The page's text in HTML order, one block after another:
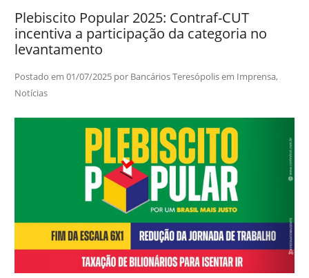
Plebiscito Popular 2025: Contraf-CUT
incentiva a participação da categoria no
levantamento
Postado em 01/07/2025por Bancários Teresópolisem Imprensa,
Notícias